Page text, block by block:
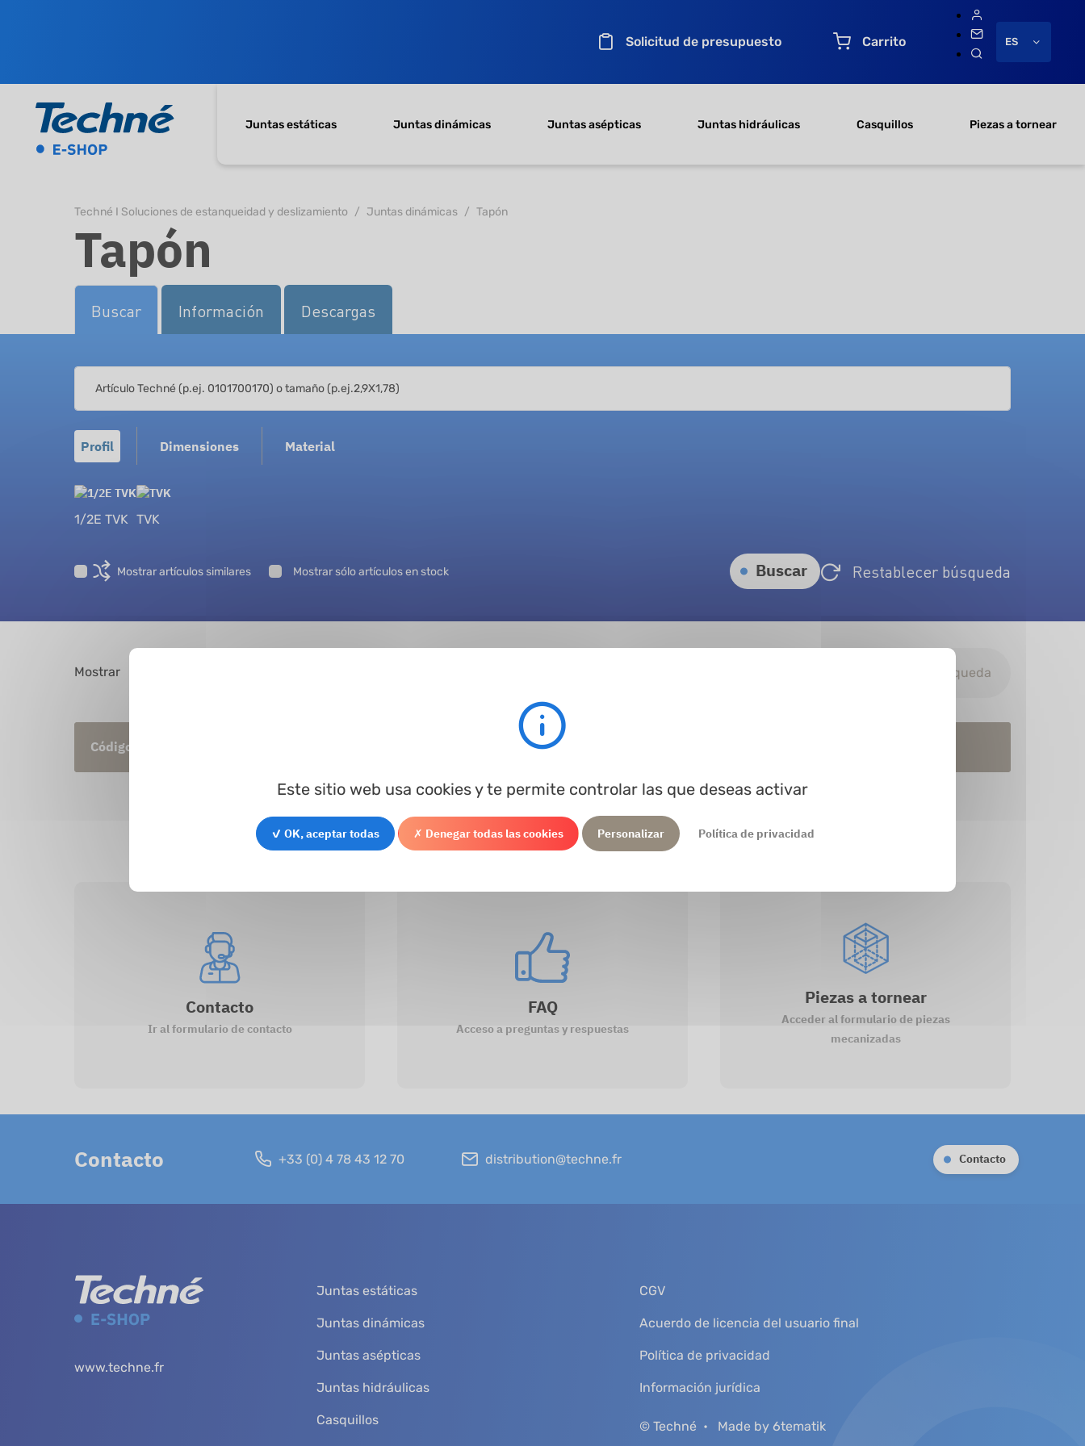
Solicitud de presupuesto Carrito ES
Juntas estáticas Juntas dinámicas Juntas asépticas Juntas hidráulicas Casquillos Piezas a tornear
Techné I Soluciones de estanqueidad y deslizamiento Juntas dinámicas Tapón
Tapón
Buscar Información Descargas
Profil Dimensiones Material
1/2E TVK TVK
Buscar Restablecer búsqueda
Mostrar artículos similares Mostrar sólo artículos en stock
Descargar resultados de búsqueda
Mostrar
Código del artículo Material
Contacto
Ir al formulario de contacto
FAQ
Acceso a preguntas y respuestas
Piezas a tornear
Acceder al formulario de piezas
mecanizadas
Contacto +33 (0) 4 78 43 12 70 distribution@techne.fr Contacto
www.techne.fr
Juntas estáticas
Juntas dinámicas
Juntas asépticas
Juntas hidráulicas
Casquillos
CGV
Acuerdo de licencia del usuario final
Política de privacidad
Información jurídica
© Techné Made by 6tematik
Este sitio web usa cookies y te permite controlar las que deseas activar
✓ OK, aceptar todas ✗ Denegar todas las cookies Personalizar Política de privacidad